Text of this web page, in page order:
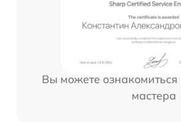
Вы можете ознакомиться
мастера